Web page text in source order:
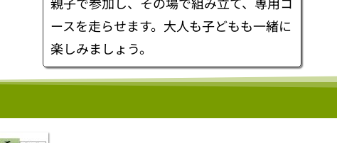
ースを走らせます。大人も子どもも一緒に
楽しみましょう。